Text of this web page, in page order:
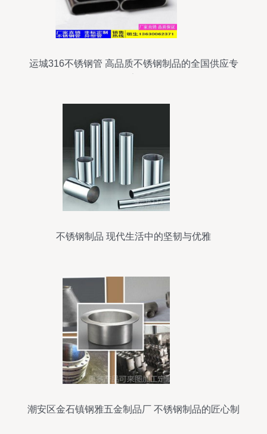
运城316不锈钢管 高品质不锈钢制品的全国供应专
不锈钢制品 现代生活中的坚韧与优雅
潮安区金石镇钢雅五金制品厂 不锈钢制品的匠心制